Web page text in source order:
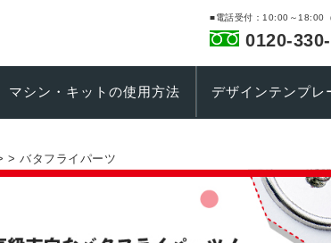
■電話受付：10:00～18:00（
0120-
マシン・キットの使用方法 デザインテンプレ
> バタフライパーツ